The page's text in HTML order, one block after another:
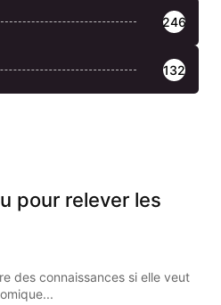
246
132
pour relever les
des connaissances si elle veut